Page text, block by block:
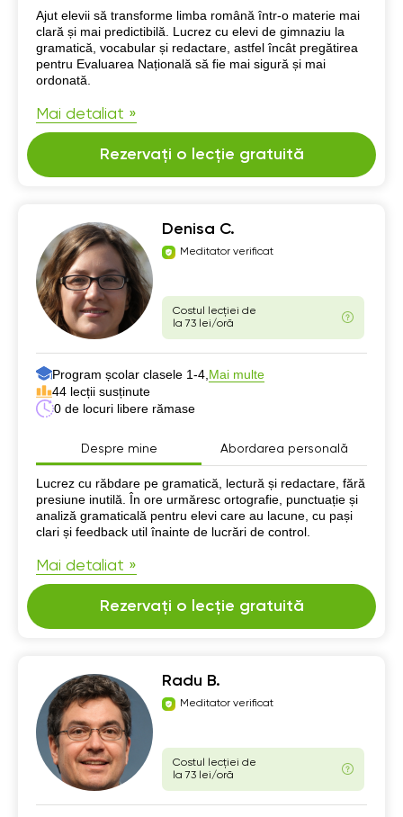
Despre mine
Ajut elevii să transforme limba română într-o materie mai
clară și mai predictibilă. Lucrez cu elevi de gimnaziu la
gramatică, vocabular și redactare, astfel încât pregătirea
pentru Evaluarea Națională să fie mai sigură și mai
ordonată.
Mai detaliat »
Rezervați o lecție gratuită
Denisa C.
Meditator verificat
Costul lecției de
la 73 lei/oră
Program școlar clasele 1-4, Mai multe
44 lecții susținute
0 de locuri libere rămase
Despre mine Abordarea personală
Despre mine
Lucrez cu răbdare pe gramatică, lectură și redactare, fără
presiune inutilă. În ore urmăresc ortografie, punctuație și
analiză gramaticală pentru elevi care au lacune, cu pași
clari și feedback util înainte de lucrări de control.
Mai detaliat »
Rezervați o lecție gratuită
Radu B.
Meditator verificat
Costul lecției de
la 73 lei/oră